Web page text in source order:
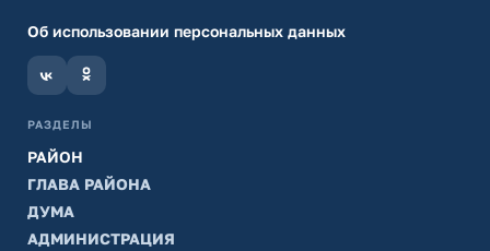
Об использовании персональных данных
РАЗДЕЛЫ
РАЙОН
ГЛАВА РАЙОНА
ДУМА
АДМИНИСТРАЦИЯ